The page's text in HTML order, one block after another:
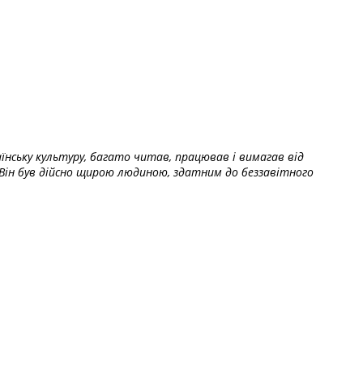
культуру, багато читав, працював і вимагав від
був дійсно щирою людиною, здатним до беззавітного